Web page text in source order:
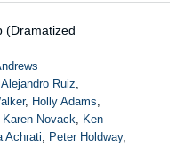
(Dramatized
Alejandro Ruiz,
, Holly Adams,
Karen Novack, Ken
Achrati, Peter Holdway,